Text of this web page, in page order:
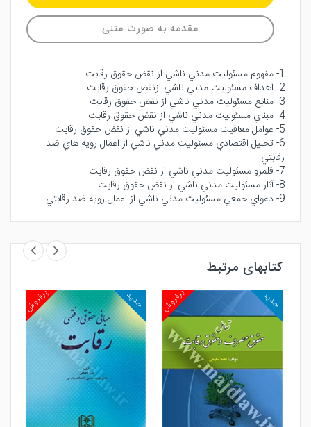
مقدمه به صورت متنی
1- مفهوم مسئوليت مدني ناشي از نقض حقوق رقابت
2- اهداف مسئوليت مدني ناشي ازنقض حقوق رقابت
3- منابع مسئوليت مدني ناشي از نقض حقوق رقابت
4- مبناي مسئوليت مدني ناشي از نقض حقوق رقابت
5- عوامل معافيت مسئوليت مدني ناشي از نقض حقوق رقابت
6- تحليل اقتصادي مسئوليت مدني ناشي از اعمال رويه هاي ضد
رقابتي
7- قلمرو مسئوليت مدني ناشي از نقض حقوق رقابت
8- آثار مسئوليت مدني ناشي از نقض حقوق رقابت
9- دعواي جمعي مسئوليت مدني ناشي از اعمال رويه ضد رقابتي
کتابهای مرتبط
پرفروش جدید پرفروش جدید